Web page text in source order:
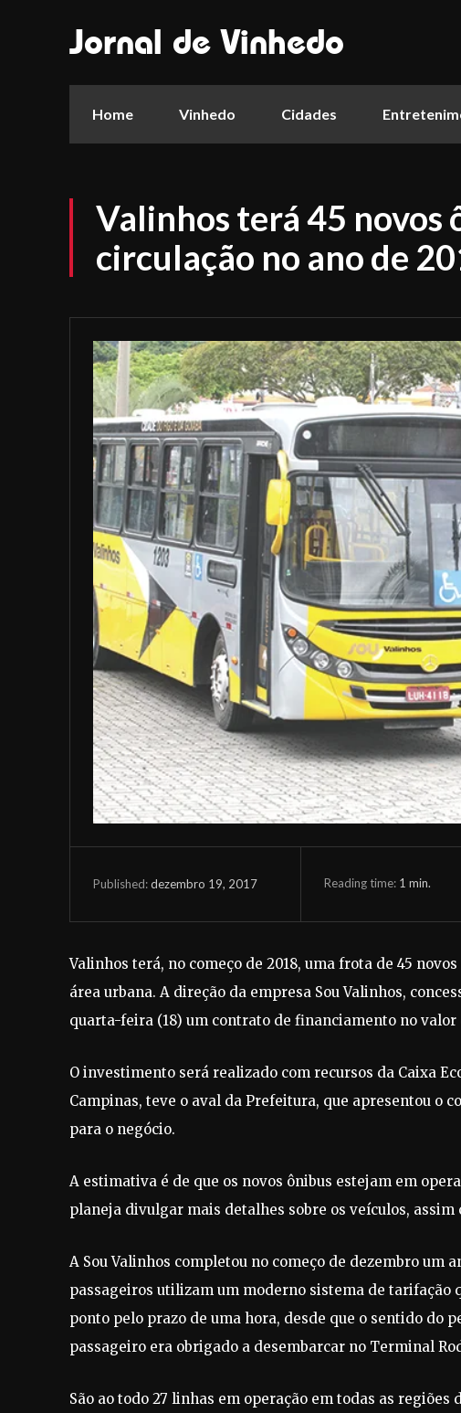
Jornal de Vinhedo
Home Vinhedo Cidades
Valinhos terá 45 novos
circulação no ano de
Published:dezembro 19, 2017 Reading time: 1 min.
Valinhos terá, no começo de 2018, uma frota de 45
área urbana. A direção da empresa Sou Valinhos,
quarta-feira (18) um contrato de financiamento no valor
O investimento será realizado com recursos da Caixa
Campinas, teve o aval da Prefeitura, que apresentou o
para o negócio.
A estimativa é de que os novos ônibus estejam em
planeja divulgar mais detalhes sobre os veículos,
A Sou Valinhos completou no começo de dezembro um
passageiros utilizam um moderno sistema de
ponto pelo prazo de uma hora, desde que o sentido do
passageiro era obrigado a desembarcar no Terminal
São ao todo 27 linhas em operação em todas as